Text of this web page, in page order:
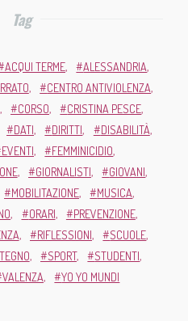
Tag
ACQUI TERME
ALESSANDRIA
CENTRO ANTIVIOLENZA
CORSO
CRISTINA PESCE
DATI DIRITTI
DISABILITÀ
EVENTI
FEMMINICIDIO
GIORNALISTI
GIOVANI
MOBILITAZIONE
MUSICA
ORARI
PREVENZIONE
RIFLESSIONI
SCUOLE
SPORT
STUDENTI
VALENZA YO YO MUNDI